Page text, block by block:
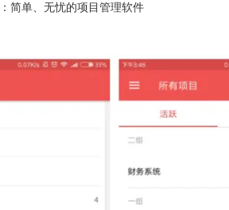
简单、无忧的项目管理软件